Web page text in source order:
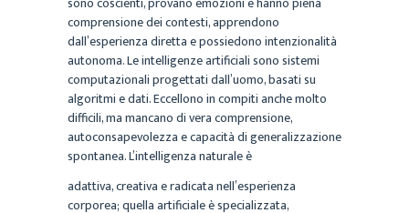
comprensione dei contesti, apprendono
dall’esperienza diretta e possiedono intenzionalità
autonoma. Le intelligenze artificiali sono sistemi
computazionali progettati dall’uomo, basati su
algoritmi e dati. Eccellono in compiti anche molto
difficili, ma mancano di vera comprensione,
autoconsapevolezza e capacità di generalizzazione
spontanea. L’intelligenza naturale è
adattiva, creativa e radicata nell’esperienza
corporea; quella artificiale è specializzata,